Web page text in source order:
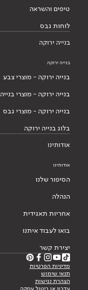
טיפים והשראה
לוחות גבס
בנייה ירוקה
בנייה ירוקה
בנייה ירוקה - מוצרי צבע
בנייה ירוקה - מוצרי בנייה
בנייה ירוקה - מוצרי גבס
בלוג בנייה ירוקה
אודותינו
אודותינו
הסיפור שלנו
הנהלה
אחריות תאגידית
בואו לעבוד איתנו
יצירת קשר
מדיניות הפרטיות
תנאי שימוש
הצהרת נגישות
עדכון או ביטול עסקה